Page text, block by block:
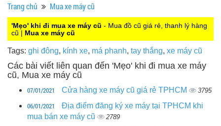
Trang chủ Mua xe máy cũ
'Mẹo' khi đi mua xe máy cũ - Mua đồ cũ giá rẻ, thanh lý hàng
cũ | Mua xe máy cũ
Tags: ghi đông, kính xe, má phanh, tay thắng, xe máy cũ
Các bài viết liên quan đến 'Mẹo' khi đi mua xe máy
cũ, Mua xe máy cũ
07/01/2021 Cửa hàng xe máy cũ giá rẻ TPHCM 3795
06/01/2021
Địa điểm đăng ký xe máy tại TPHCM khi
mua bán xe máy cũ
2789